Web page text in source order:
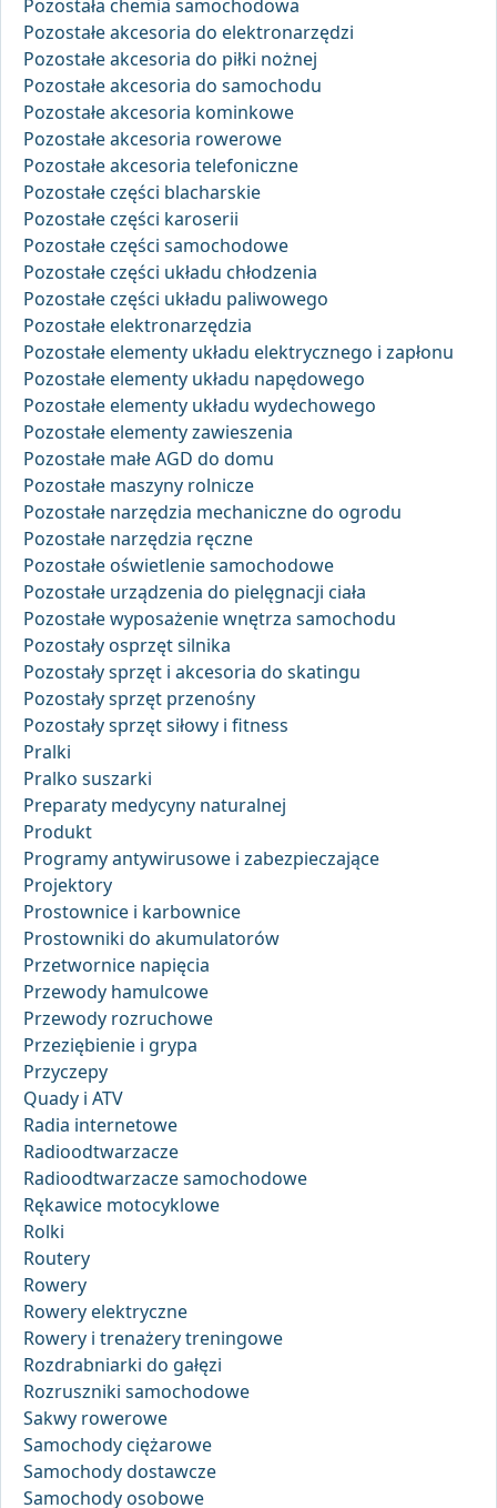
Pozostała chemia samochodowa
Pozostałe akcesoria do elektronarzędzi
Pozostałe akcesoria do piłki nożnej
Pozostałe akcesoria do samochodu
Pozostałe akcesoria kominkowe
Pozostałe akcesoria rowerowe
Pozostałe akcesoria telefoniczne
Pozostałe części blacharskie
Pozostałe części karoserii
Pozostałe części samochodowe
Pozostałe części układu chłodzenia
Pozostałe części układu paliwowego
Pozostałe elektronarzędzia
Pozostałe elementy układu elektrycznego i zapłonu
Pozostałe elementy układu napędowego
Pozostałe elementy układu wydechowego
Pozostałe elementy zawieszenia
Pozostałe małe AGD do domu
Pozostałe maszyny rolnicze
Pozostałe narzędzia mechaniczne do ogrodu
Pozostałe narzędzia ręczne
Pozostałe oświetlenie samochodowe
Pozostałe urządzenia do pielęgnacji ciała
Pozostałe wyposażenie wnętrza samochodu
Pozostały osprzęt silnika
Pozostały sprzęt i akcesoria do skatingu
Pozostały sprzęt przenośny
Pozostały sprzęt siłowy i fitness
Pralki
Pralko suszarki
Preparaty medycyny naturalnej
Produkt
Programy antywirusowe i zabezpieczające
Projektory
Prostownice i karbownice
Prostowniki do akumulatorów
Przetwornice napięcia
Przewody hamulcowe
Przewody rozruchowe
Przeziębienie i grypa
Przyczepy
Quady i ATV
Radia internetowe
Radioodtwarzacze
Radioodtwarzacze samochodowe
Rękawice motocyklowe
Rolki
Routery
Rowery
Rowery elektryczne
Rowery i trenażery treningowe
Rozdrabniarki do gałęzi
Rozruszniki samochodowe
Sakwy rowerowe
Samochody ciężarowe
Samochody dostawcze
Samochody osobowe